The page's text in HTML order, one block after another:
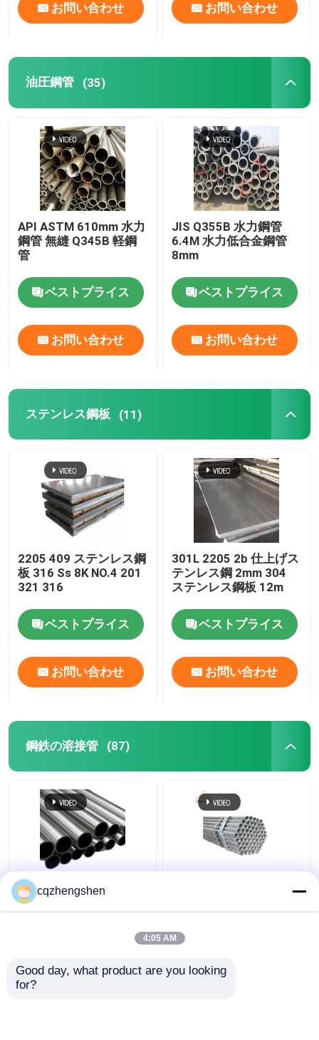
長方形鋼管
アルミニウム管
炭素鋼の版
塗装された鋼板
アルミ合金の版
銅製のシート
ステンレス鋼の丸棒
お問い合わせ お問い合わせ
油圧鋼管 (35)
API ASTM 610mm 水力
鋼管 無縫 Q345B 軽鋼
管
ベストプライス
お問い合わせ
JIS Q355B 水力鋼管
6.4M 水力低合金鋼管
8mm
ベストプライス
お問い合わせ
ステンレス鋼板 (11)
2205 409 ステンレス鋼
板 316 Ss 8K NO.4 201
321 316
ベストプライス
お問い合わせ
301L 2205 2b 仕上げス
テンレス鋼 2mm 304
ステンレス鋼板 12m
ベストプライス
お問い合わせ
鋼鉄の溶接管 (87)
API CE JIS スチール 溶
接管 熱電 溶接管 HDG
20mm API JIS スチール
cqzhengshen
4:05 AM
Good day, what product are you looking
for?